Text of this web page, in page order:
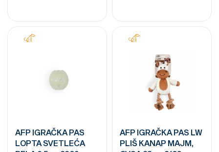
AFP IGRAČKA PAS
LOPTA SVETLEĆA
AFP IGRAČKA PAS LW
PLIŠ KANAP MAJM,